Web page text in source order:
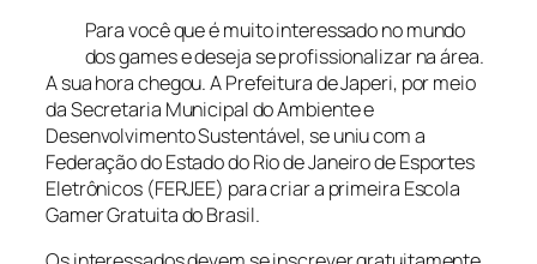
Para você que é muito interessado no mundo
dos games e deseja se profissionalizar na área.
A sua hora chegou. A Prefeitura de Japeri, por meio
da Secretaria Municipal do Ambiente e
Desenvolvimento Sustentável, se uniu com a
Federação do Estado do Rio de Janeiro de Esportes
Eletrônicos (FERJEE) para criar a primeira Escola
Gamer Gratuita do Brasil.